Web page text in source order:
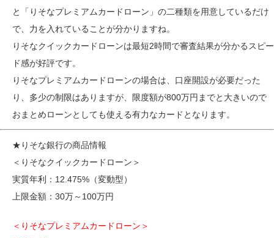
と「りそなプレミアムカードローン」の二種類を用意しているだけ
で、力を入れていることが分かりますね。
りそなクイックカードローンは最短2時間で審査結果が分かるスピー
ド感が好評です。
りそなプレミアムカードローンの場合は、口座開設が必要だった
り、多少の制限はありますが、限度額が800万円までと大きいので
おまとめローンとしても使える有力なカードとなります。
★りそな銀行の商品情報
＜りそなクイックカードローン＞
実質年利：12.475%（変動型）
上限金額：30万～100万円
＜りそなプレミアムカードローン＞